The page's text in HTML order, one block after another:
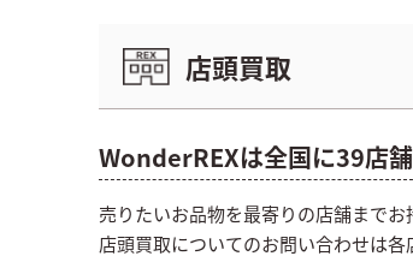
店頭買取
WonderREXは全国に39店舗
売りたいお品物を最寄りの店舗まで
店頭買取についてのお問い合わせは各